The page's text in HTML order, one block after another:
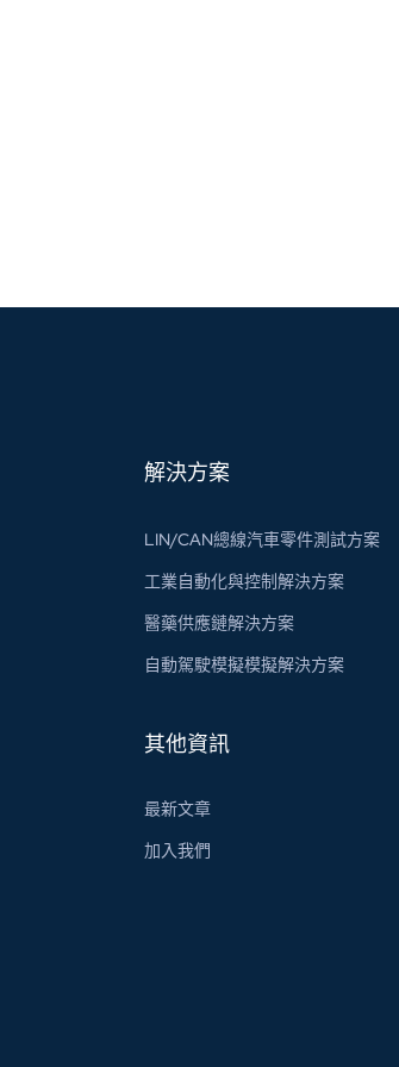
解決方案
LIN/CAN總線汽車零件測試方案
工業自動化與控制解決方案
醫藥供應鏈解決方案
自動駕駛模擬模擬解決方案
其他資訊
最新文章
加入我們